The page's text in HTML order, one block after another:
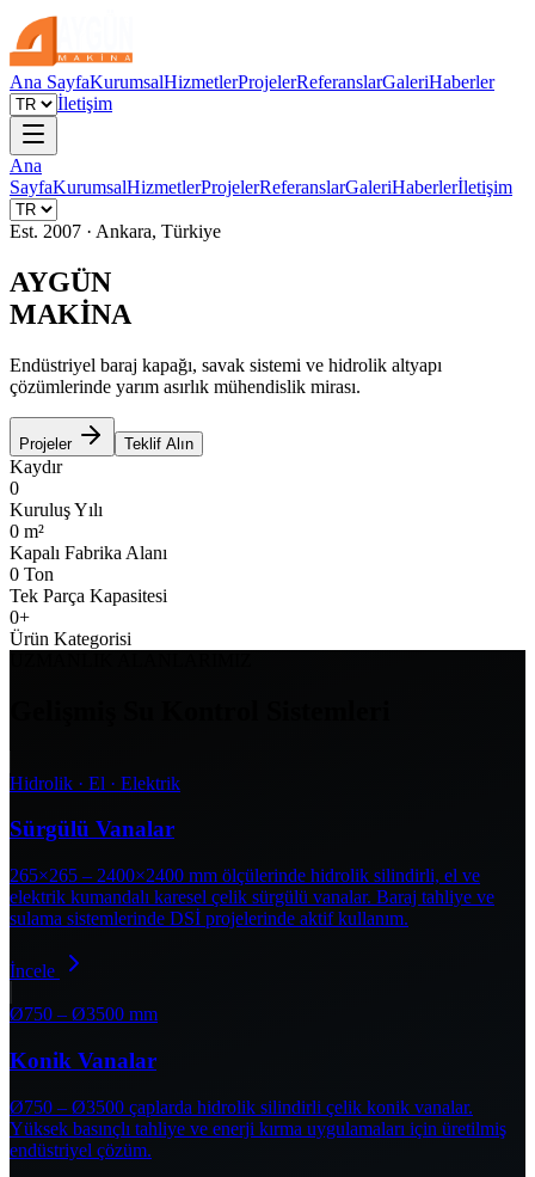
Ana SayfaKurumsalHizmetlerProjelerReferanslarGaleriHaberler
İletişim
Ana
SayfaKurumsalHizmetlerProjelerReferanslarGaleriHaberlerİletişim
Est. 2007 · Ankara, Türkiye
AYGÜN
MAKİNA
Endüstriyel baraj kapağı, savak sistemi ve hidrolik altyapı
çözümlerinde yarım asırlık mühendislik mirası.
Projeler Teklif Alın
Kaydır
0
Kuruluş Yılı
0 m²
Kapalı Fabrika Alanı
0 Ton
Tek Parça Kapasitesi
0+
Ürün Kategorisi
Hidrolik · El · Elektrik
Sürgülü Vanalar
265×265 – 2400×2400 mm ölçülerinde hidrolik silindirli, el ve
elektrik kumandalı karesel çelik sürgülü vanalar. Baraj tahliye ve
sulama sistemlerinde DSİ projelerinde aktif kullanım.
İncele
Ø750 – Ø3500 mm
Konik Vanalar
Ø750 – Ø3500 çaplarda hidrolik silindirli çelik konik vanalar.
Yüksek basınçlı tahliye ve enerji kırma uygulamaları için üretilmiş
endüstriyel çözüm.